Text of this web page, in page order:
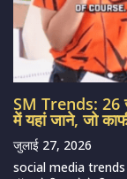
SM Trends: 26
में यहां जाने, जो
जुलाई 27, 2026
social media trends